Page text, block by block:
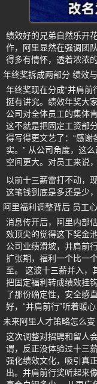
绩效好的兄弟自然乐开
作，阿里显然在强调团
得多有情怀，透着浓浓
年终奖拆成两部分 绩效
年终奖现在分成“并肩前
挺有讲究。绩效年奖大
公司对全体员工的集体
这不就是把固定工资部
得写得更文艺了：“感
实。” 从公司角度，这
空间更大。对员工来说
以前十三薪雷打不动，
这笔钱到底是多还是少
阿里福利调整背后 员工
消息传开后，阿里内部
效顶尖的觉得这下奖金
公司业绩滑坡，并肩前
扩张期，福利一个比一
至。 这波十三薪并入，
把固定福利转成绩效挂
了那份确定性，安全感
好，“并肩前行”听着暖
未来阿里人才策略怎么变
这次调整对招聘和留人
谓，反正没体验过十三
强化绩效文化，吸引真
出。并肩前行奖听起来